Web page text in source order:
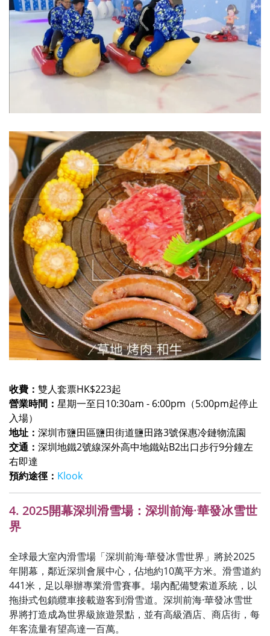
收費： 雙人套票HK$223起
營業時間： 星期一至日10:30am - 6:00pm（5:00pm起停止
入場）
地址： 深圳市鹽田區鹽田街道鹽田路3號保惠冷鏈物流園
交通： 深圳地鐵2號線深外高中地鐵站B2出口步行9分鐘左
右即達
預約途徑： Klook
4. 2025開幕深圳滑雪場：深圳前海·華發冰雪世
界
全球最大室內滑雪場「深圳前海·華發冰雪世界」將於2025
年開幕，鄰近深圳會展中心，佔地約10萬平方米。滑雪道約
441米，足以舉辦專業滑雪賽事。場內配備雙索道系統，以
拖掛式包鎖纜車接載遊客到滑雪道。深圳前海·華發冰雪世
界將打造成為世界級旅遊景點，並有高級酒店、商店街，每
年客流量有望高達一百萬。